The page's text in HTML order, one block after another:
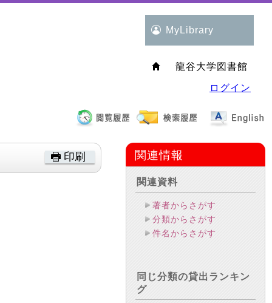
MyLibrary
龍谷大学図書館
ログイン
印刷 関連情報
関連資料
著者からさがす
分類からさがす
件名からさがす
同じ分類の貸出ランキン
グ